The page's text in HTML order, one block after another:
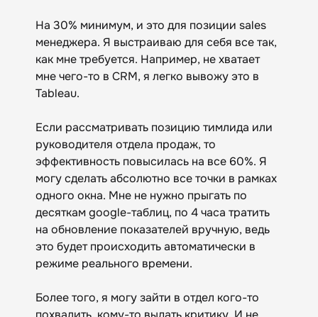
На 30% минимум, и это для позиции sales
менеджера. Я выстраиваю для себя все так,
как мне требуется. Например, не хватает
мне чего-то в CRM, я легко вывожу это в
Tableau.
Если рассматривать позицию тимлида или
руководителя отдела продаж, то
эффективность повысилась на все 60%. Я
могу сделать абсолютно все точки в рамках
одного окна. Мне не нужно прыгать по
десяткам google-таблиц, по 4 часа тратить
на обновление показателей вручную, ведь
это будет происходить автоматически в
режиме реального времени.
Более того, я могу зайти в отдел кого-то